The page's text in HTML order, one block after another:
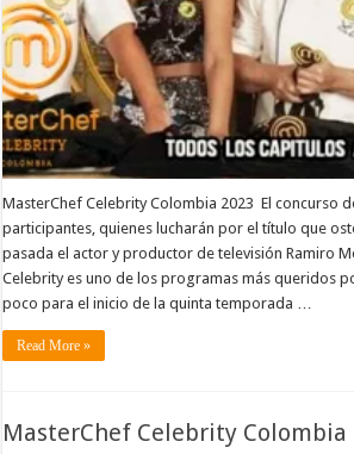
MasterChef Celebrity Colombia 2023 El concurso
participantes, quienes lucharán por el título que
pasada el actor y productor de televisión Ramiro
Celebrity es uno de los programas más queridos
poco para el inicio de la quinta temporada …
Read More »
MasterChef Celebrity